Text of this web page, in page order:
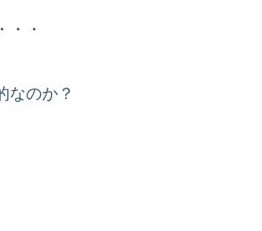
・・
なのか？